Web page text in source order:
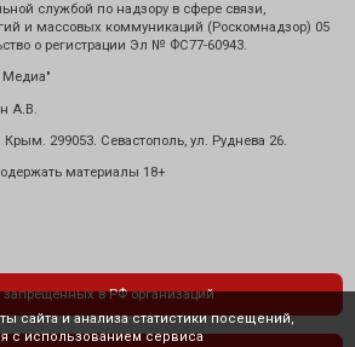
службой по надзору в сфере связи,
и массовых коммуникаций (Роскомнадзор) 05
о регистрации Эл № ФС77-60943.
А.В.
299053. Севастополь, ул. Руднева 26.
материалы 18+
запрещенных в РФ организаций
сайта и анализа статистики посещений,
с использованием сервиса